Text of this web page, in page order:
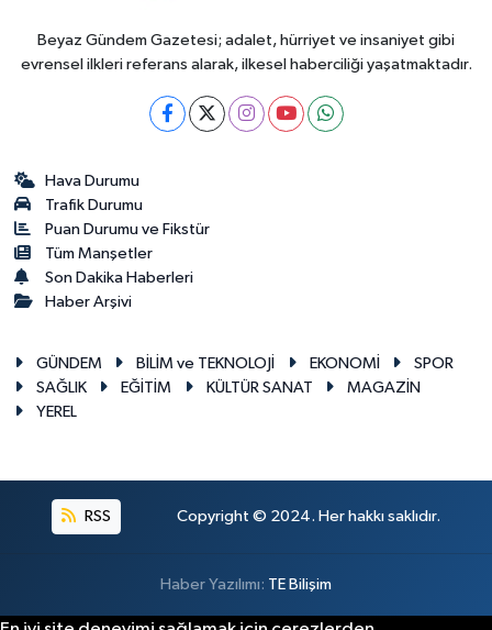
Beyaz Gündem Gazetesi; adalet, hürriyet ve insaniyet gibi
evrensel ilkleri referans alarak, ilkesel haberciliği yaşatmaktadır.
Hava Durumu
Trafik Durumu
Puan Durumu ve Fikstür
Tüm Manşetler
Son Dakika Haberleri
Haber Arşivi
GÜNDEM BİLİM ve TEKNOLOJİ EKONOMİ
SPOR
SAĞLIK
EĞİTİM KÜLTÜR SANAT
MAGAZİN
YEREL
RSS Copyright © 2024. Her hakkı saklıdır.
Haber Yazılımı: TE Bilişim